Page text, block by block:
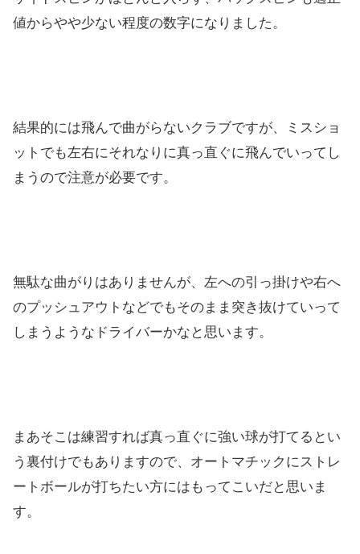
値からやや少ない程度の数字になりました。
結果的には飛んで曲がらないクラブですが、ミスショ
ットでも左右にそれなりに真っ直ぐに飛んでいってし
まうので注意が必要です。
無駄な曲がりはありませんが、左への引っ掛けや右へ
のプッシュアウトなどでもそのまま突き抜けていって
しまうようなドライバーかなと思います。
まあそこは練習すれば真っ直ぐに強い球が打てるとい
う裏付けでもありますので、オートマチックにストレ
ートボールが打ちたい方にはもってこいだと思いま
す。